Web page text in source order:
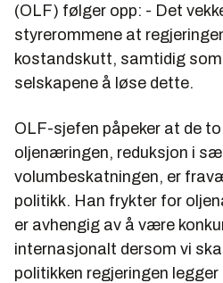
(OLF) følger opp: - Det
styrerommene at
kostandskutt, samtidig
selskapene å løse dette.
OLF-sjefen påpeker at de
oljenæringen, reduksjon i
volumbeskatningen, er
politikk. Han frykter for
er avhengig av å være
internasjonalt dersom vi
politikken regjeringen